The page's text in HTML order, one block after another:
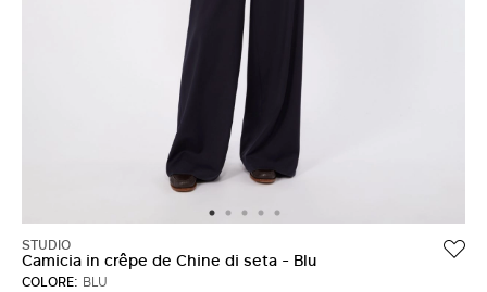
STUDIO
Camicia in crêpe de Chine di seta - Blu
COLORE: BLU
Non hai un account?